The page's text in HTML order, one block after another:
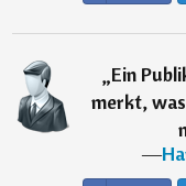
„Ein
merkt,
―